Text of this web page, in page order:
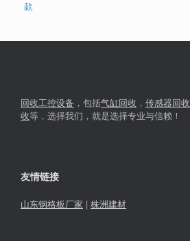
款
回收工控设备 ，包括气缸回收 ， 传感器回收
收等，选择我们，就是选择专业与信赖！
友情链接
山东钢格板厂家 | 株洲建材